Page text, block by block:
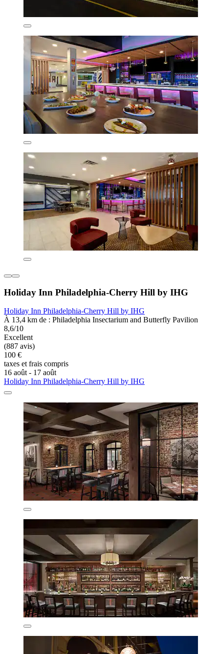
Holiday Inn Philadelphia-Cherry Hill by IHG
Holiday Inn Philadelphia-Cherry Hill by IHG
À 13,4 km de : Philadelphia Insectarium and Butterfly Pavilion
8,6/10
Excellent
(887 avis)
100 €
taxes et frais compris
16 août - 17 août
Holiday Inn Philadelphia-Cherry Hill by IHG